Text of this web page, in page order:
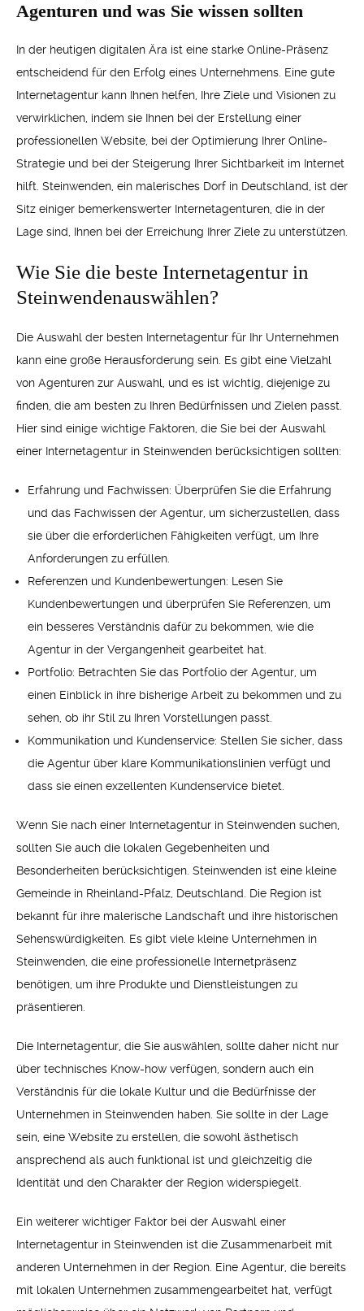
Agenturen und was Sie wissen sollten
In der heutigen digitalen Ära ist eine starke Online-Präsenz
entscheidend für den Erfolg eines Unternehmens. Eine gute
Internetagentur kann Ihnen helfen, Ihre Ziele und Visionen zu
verwirklichen, indem sie Ihnen bei der Erstellung einer
professionellen Website, bei der Optimierung Ihrer Online-
Strategie und bei der Steigerung Ihrer Sichtbarkeit im Internet
hilft. Steinwenden, ein malerisches Dorf in Deutschland, ist der
Sitz einiger bemerkenswerter Internetagenturen, die in der
Lage sind, Ihnen bei der Erreichung Ihrer Ziele zu unterstützen.
Wie Sie die beste Internetagentur in
Steinwendenauswählen?
Die Auswahl der besten Internetagentur für Ihr Unternehmen
kann eine große Herausforderung sein. Es gibt eine Vielzahl
von Agenturen zur Auswahl, und es ist wichtig, diejenige zu
finden, die am besten zu Ihren Bedürfnissen und Zielen passt.
Hier sind einige wichtige Faktoren, die Sie bei der Auswahl
einer Internetagentur in Steinwenden berücksichtigen sollten:
Erfahrung und Fachwissen: Überprüfen Sie die Erfahrung
und das Fachwissen der Agentur, um sicherzustellen, dass
sie über die erforderlichen Fähigkeiten verfügt, um Ihre
Anforderungen zu erfüllen.
Referenzen und Kundenbewertungen: Lesen Sie
Kundenbewertungen und überprüfen Sie Referenzen, um
ein besseres Verständnis dafür zu bekommen, wie die
Agentur in der Vergangenheit gearbeitet hat.
Portfolio: Betrachten Sie das Portfolio der Agentur, um
einen Einblick in ihre bisherige Arbeit zu bekommen und zu
sehen, ob ihr Stil zu Ihren Vorstellungen passt.
Kommunikation und Kundenservice: Stellen Sie sicher, dass
die Agentur über klare Kommunikationslinien verfügt und
dass sie einen exzellenten Kundenservice bietet.
Wenn Sie nach einer Internetagentur in Steinwenden suchen,
sollten Sie auch die lokalen Gegebenheiten und
Besonderheiten berücksichtigen. Steinwenden ist eine kleine
Gemeinde in Rheinland-Pfalz, Deutschland. Die Region ist
bekannt für ihre malerische Landschaft und ihre historischen
Sehenswürdigkeiten. Es gibt viele kleine Unternehmen in
Steinwenden, die eine professionelle Internetpräsenz
benötigen, um ihre Produkte und Dienstleistungen zu
präsentieren.
Die Internetagentur, die Sie auswählen, sollte daher nicht nur
über technisches Know-how verfügen, sondern auch ein
Verständnis für die lokale Kultur und die Bedürfnisse der
Unternehmen in Steinwenden haben. Sie sollte in der Lage
sein, eine Website zu erstellen, die sowohl ästhetisch
ansprechend als auch funktional ist und gleichzeitig die
Identität und den Charakter der Region widerspiegelt.
Ein weiterer wichtiger Faktor bei der Auswahl einer
Internetagentur in Steinwenden ist die Zusammenarbeit mit
anderen Unternehmen in der Region. Eine Agentur, die bereits
mit lokalen Unternehmen zusammengearbeitet hat, verfügt